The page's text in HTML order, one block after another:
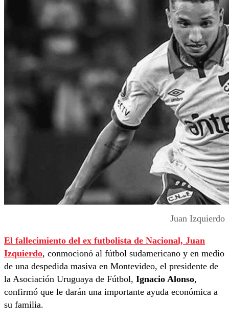
Juan Izquierdo
El fallecimiento del ex futbolista de Nacional, Juan
Izquierdo, conmocionó al fútbol sudamericano y en medio
de una despedida masiva en Montevideo, el presidente de
la Asociación Uruguaya de Fútbol, Ignacio Alonso,
confirmó que le darán una importante ayuda económica a
su familia.